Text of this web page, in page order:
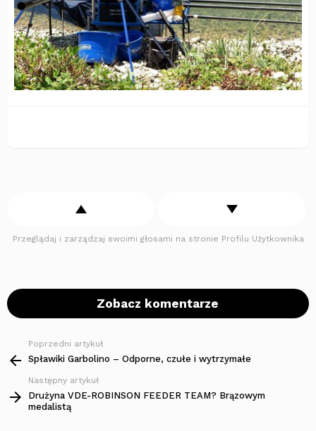
Przeglądaj i zarządzaj swoimi głosami na stronie Profilu Użytkownika
Zobacz komentarze
Zobacz
więcej
Poprzedni artykuł
Spławiki Garbolino – Odporne, czułe i wytrzymałe
Następny artykuł
Drużyna VDE-ROBINSON FEEDER TEAM? Brązowym
medalistą